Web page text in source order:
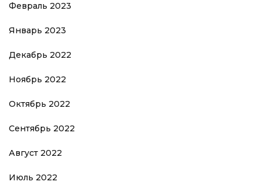
Февраль 2023
Январь 2023
Декабрь 2022
Ноябрь 2022
Октябрь 2022
Сентябрь 2022
Август 2022
Июль 2022